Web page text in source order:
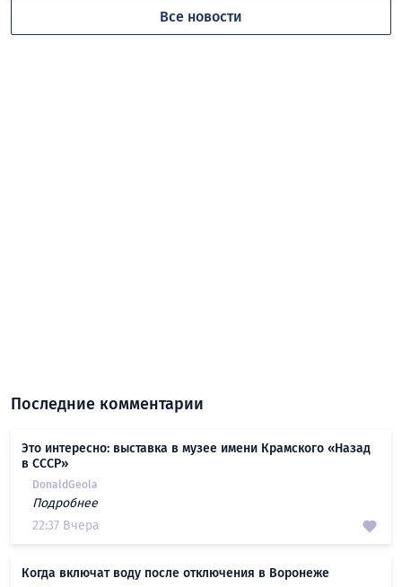
Все новости
Последние комментарии
Это интересно: выставка в музее имени Крамского «Назад
в СССР»
DonaldGeola
Подробнее
22:37 Вчера
Когда включат воду после отключения в Воронеже